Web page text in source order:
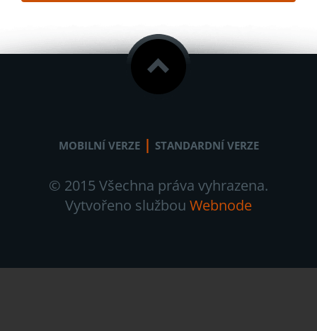
MOBILNÍ VERZE | STANDARDNÍ VERZE
© 2015 Všechna práva vyhrazena.
Vytvořeno službou Webnode